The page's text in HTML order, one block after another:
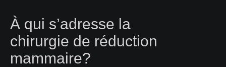
À qui s’adresse la
chirurgie de réduction
mammaire?